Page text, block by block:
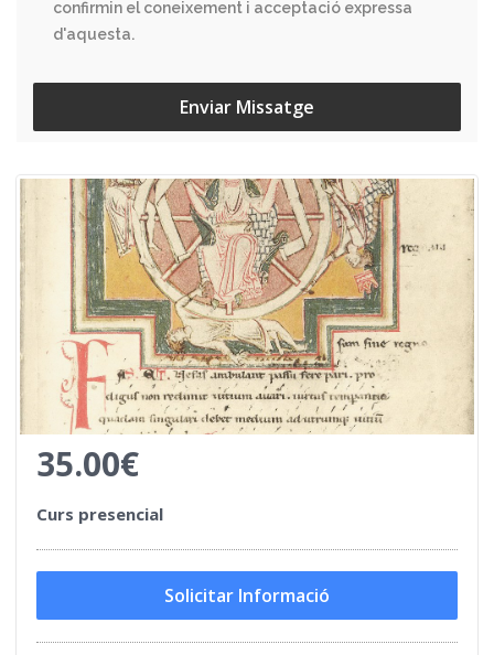
confirmin el coneixement i acceptació expressa
d'aquesta.
Enviar Missatge
35.00€
Curs presencial
Solicitar Informació